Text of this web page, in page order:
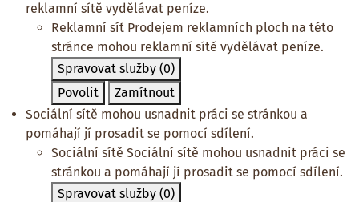
reklamní sítě vydělávat peníze.
Reklamní síť Prodejem reklamních ploch na této
stránce mohou reklamní sítě vydělávat peníze.
Spravovat služby (0)
Povolit
Zamítnout
Sociální sítě mohou usnadnit práci se stránkou a
pomáhají jí prosadit se pomocí sdílení.
Sociální sítě Sociální sítě mohou usnadnit práci se
stránkou a pomáhají jí prosadit se pomocí sdílení.
Spravovat služby (0)